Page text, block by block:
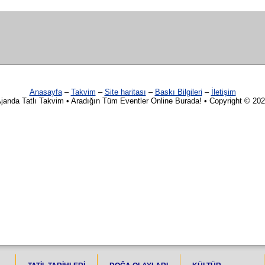
Anasayfa– Takvim – Site haritası – Baskı Bilgileri –
İletişim
Tatlı Takvim • Aradığın Tüm Eventler Online Burada! • Copyright ©